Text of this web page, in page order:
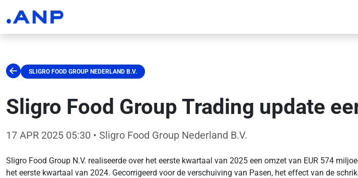
SLIGRO FOOD GROUP NEDERLAND B.V.
Sligro Food Group Trading update
17 APR 2025 05:30 • Sligro Food Group Nederland B.V.
Sligro Food Group N.V. realiseerde over het eerste kwartaal van 2025 een omzet van EUR 574
het eerste kwartaal van 2024. Gecorrigeerd voor de verschuiving van Pasen, het effect van de